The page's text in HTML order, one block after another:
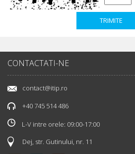
CONTACTATI-NE
contact@itip.ro
+40 745 514 486
L-V intre orele: 09:00-17:00
Dej, str. Gutinului, nr. 11